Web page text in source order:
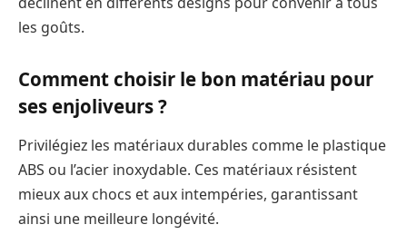
les goûts.
Comment choisir le bon matériau pour
ses enjoliveurs ?
Privilégiez les matériaux durables comme le plastique
ABS ou l’acier inoxydable. Ces matériaux résistent
mieux aux chocs et aux intempéries, garantissant
ainsi une meilleure longévité.